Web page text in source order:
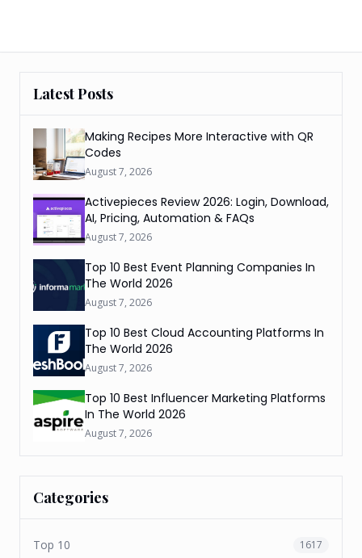
Latest Posts
Making Recipes More Interactive with QR
Codes
August 7, 2026
Activepieces Review 2026: Login, Download,
AI, Pricing, Automation & FAQs
August 7, 2026
Top 10 Best Event Planning Companies In
The World 2026
August 7, 2026
Top 10 Best Cloud Accounting Platforms In
The World 2026
August 7, 2026
Top 10 Best Influencer Marketing Platforms
In The World 2026
August 7, 2026
Categories
Top 10 1617